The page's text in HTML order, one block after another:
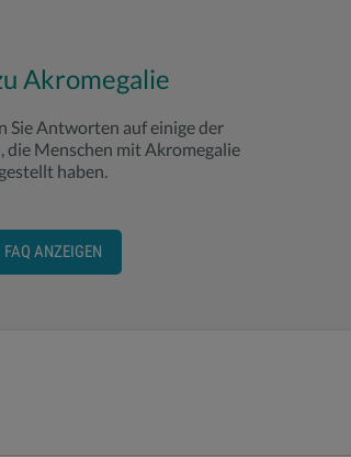
Akromegalie
Sie Antworten auf einige der
die Menschen mit Akromegalie
gestellt haben.
FAQ ANZEIGEN